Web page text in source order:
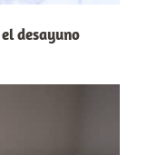
desayuno